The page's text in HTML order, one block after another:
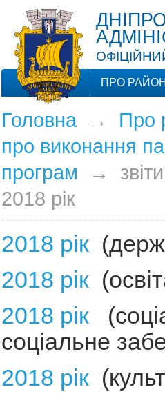
ПРО РАЙОН
Головна→ Про
про виконання
програм →
2018 рік
2018 рік
2018 рік
2018 рік
соціальне
2018 рік